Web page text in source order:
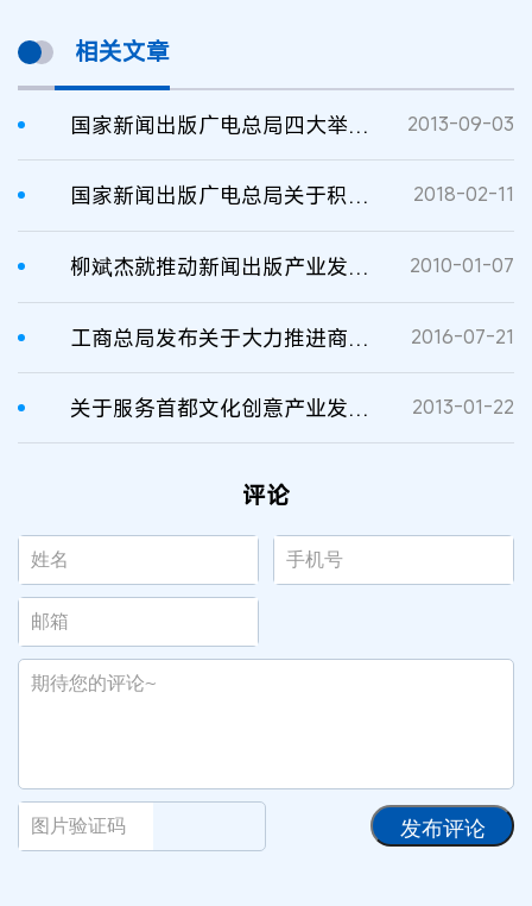
相关文章
国家新闻出版广电总局四大举措严查教辅材料盗版及侵权 2013-09-03
国家新闻出版广电总局关于积极开办原创文化节目弘扬和传承优秀传统文化的通知 2018-02-11
柳斌杰就推动新闻出版产业发展指导意见答记者问 2010-01-07
工商总局发布关于大力推进商标注册便利化改革的意见 2016-07-21
关于服务首都文化创意产业发展的指导意见 2013-01-22
评论
发布评论